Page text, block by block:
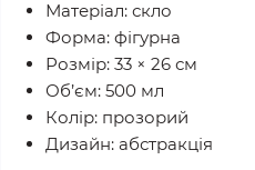
Матеріал: скло
Форма: фігурна
Розмір: 33 × 26 см
Об’єм: 500 мл
Колір: прозорий
Дизайн: абстракція